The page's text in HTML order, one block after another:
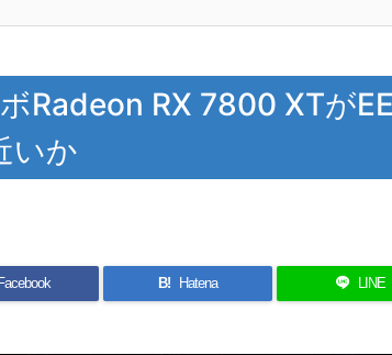
Radeon RX 7800 XTが
いか
Facebook B! Hatena LINE